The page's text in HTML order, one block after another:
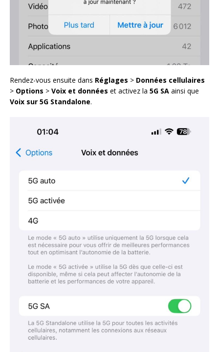
Rendez-vous ensuite dans Réglages > Données cellulaires
> Options > Voix et données et activez la 5G SA ainsi que
Voix sur 5G Standalone.